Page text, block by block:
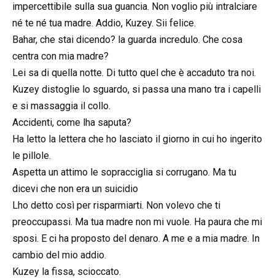
impercettibile sulla sua guancia. Non voglio più intralciare
né te né tua madre. Addio, Kuzey. Sii felice.
Bahar, che stai dicendo? la guarda incredulo. Che cosa
centra con mia madre?
Lei sa di quella notte. Di tutto quel che è accaduto tra noi.
Kuzey distoglie lo sguardo, si passa una mano tra i capelli
e si massaggia il collo.
Accidenti, come lha saputa?
Ha letto la lettera che ho lasciato il giorno in cui ho ingerito
le pillole.
Aspetta un attimo le sopracciglia si corrugano. Ma tu
dicevi che non era un suicidio
Lho detto così per risparmiarti. Non volevo che ti
preoccupassi. Ma tua madre non mi vuole. Ha paura che mi
sposi. E ci ha proposto del denaro. A me e a mia madre. In
cambio del mio addio.
Kuzey la fissa, scioccato.